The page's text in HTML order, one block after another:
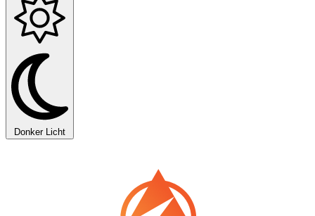
Donker Licht